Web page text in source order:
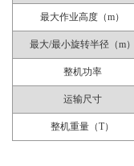
最大作业高度（m）
最大/最小旋转半径（m）
整机功率
运输尺寸
整机重量（T）